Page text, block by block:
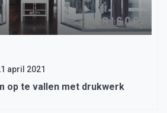
april 2021
op te vallen met drukwerk